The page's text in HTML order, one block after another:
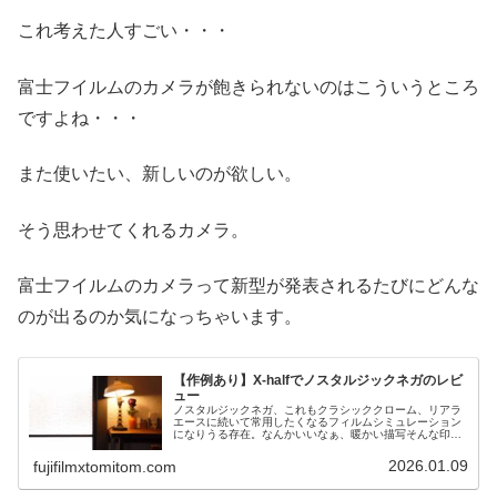
これ考えた人すごい・・・
富士フイルムのカメラが飽きられないのはこういうところ
ですよね・・・
また使いたい、新しいのが欲しい。
そう思わせてくれるカメラ。
富士フイルムのカメラって新型が発表されるたびにどんな
のが出るのか気になっちゃいます。
【作例あり】X-halfでノスタルジックネガのレビ
ュー
ノスタルジックネガ、これもクラシッククローム、リアラ
エースに続いて常用したくなるフィルムシミュレーション
になりうる存在。なんかいいなぁ、暖かい描写そんな印
fujifilmxtomitom.com 2026.01.09